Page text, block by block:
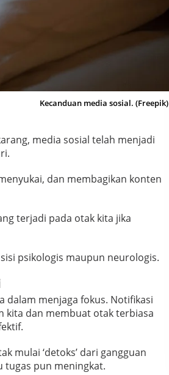
Kecanduan media sosial. (Freepik)
media sosial telah menjadi
dan membagikan konten
terjadi pada otak kita jika
psikologis maupun neurologis.
dalam menjaga fokus. Notifikasi
kita dan membuat otak terbiasa
mulai ‘detoks’ dari gangguan
tugas pun meningkat.